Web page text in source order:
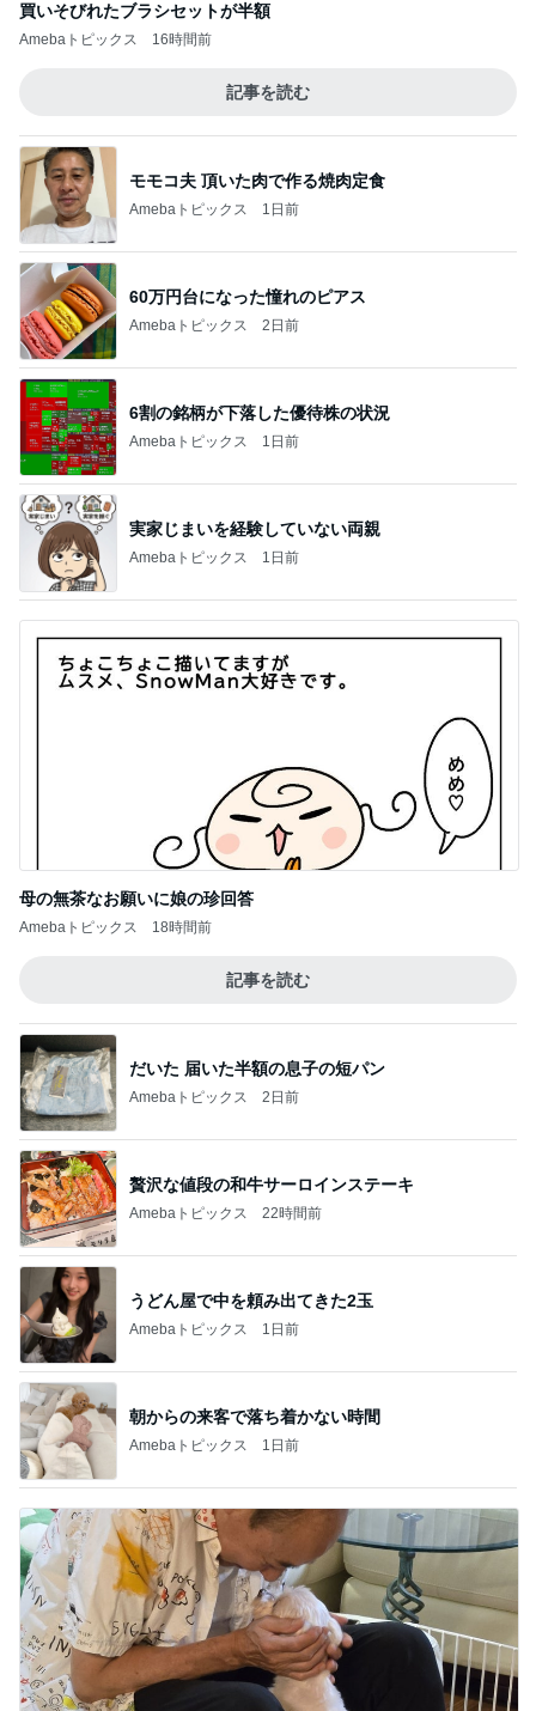
買いそびれたブラシセットが半額
Amebaトピックス 16時間前
記事を読む
モモコ夫 頂いた肉で作る焼肉定食
Amebaトピックス 1日前
60万円台になった憧れのピアス
Amebaトピックス 2日前
6割の銘柄が下落した優待株の状況
Amebaトピックス 1日前
実家じまいを経験していない両親
Amebaトピックス 1日前
母の無茶なお願いに娘の珍回答
Amebaトピックス 18時間前
記事を読む
だいた 届いた半額の息子の短パン
Amebaトピックス 2日前
贅沢な値段の和牛サーロインステーキ
Amebaトピックス 22時間前
うどん屋で中を頼み出てきた2玉
Amebaトピックス 1日前
朝からの来客で落ち着かない時間
Amebaトピックス 1日前